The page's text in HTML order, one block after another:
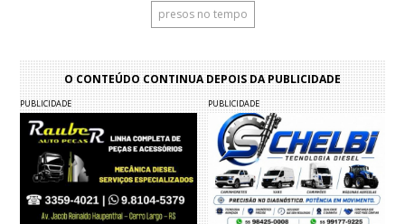
presos no tempo
O CONTEÚDO CONTINUA DEPOIS DA PUBLICIDADE
PUBLICIDADE PUBLICIDADE